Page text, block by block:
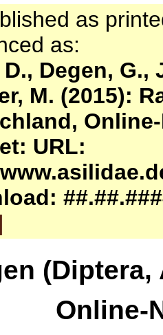
as
as:
Degen, G.,
M. (2015):
URL:
Online-